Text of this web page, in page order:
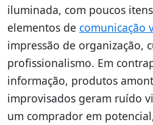
iluminada, com poucos
elementos de comunicação
impressão de organização,
profissionalismo. Em
informação, produtos
improvisados geram ruído
um comprador em